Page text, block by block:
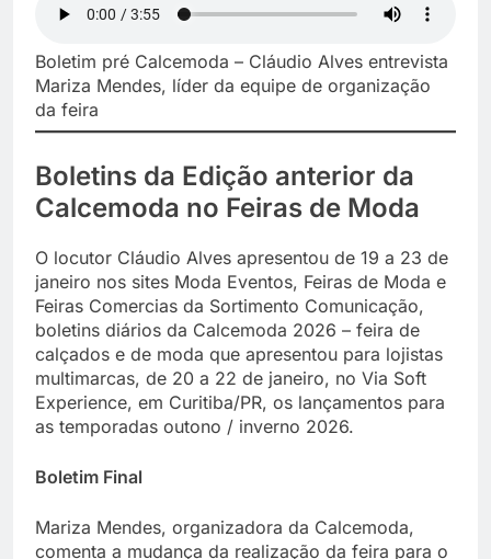
Boletim pré Calcemoda – Cláudio Alves entrevista
Mariza Mendes, líder da equipe de organização
da feira
Boletins da Edição anterior da
Calcemoda no Feiras de Moda
O locutor Cláudio Alves apresentou de 19 a 23 de
janeiro nos sites Moda Eventos, Feiras de Moda e
Feiras Comercias da Sortimento Comunicação,
boletins diários da Calcemoda 2026 – feira de
calçados e de moda que apresentou para lojistas
multimarcas, de 20 a 22 de janeiro, no Via Soft
Experience, em Curitiba/PR, os lançamentos para
as temporadas outono / inverno 2026.
Boletim Final
Mariza Mendes, organizadora da Calcemoda,
comenta a mudança da realização da feira para o